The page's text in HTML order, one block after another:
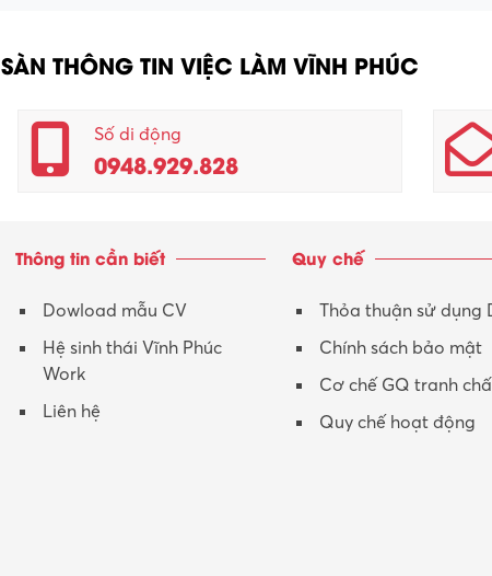
SÀN THÔNG TIN VIỆC LÀM VĨNH PHÚC
Số di động
0948.929.828
Thông tin cần biết
Dowload mẫu CV
Hệ sinh thái Vĩnh Phúc
Work
Liên hệ
Quy chế
Thỏa thuận sử dụng
Chính sách bảo mật
Cơ chế GQ tranh
Quy chế hoạt động